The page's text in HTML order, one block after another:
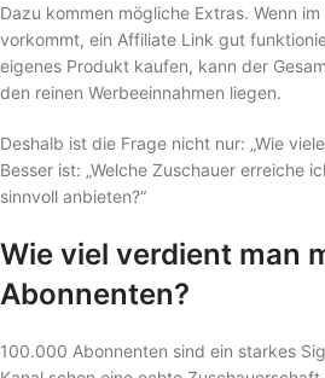
Dazu kommen mögliche Extras. Wenn
vorkommt, ein Affiliate Link gut
eigenes Produkt kaufen, kann der
den reinen Werbeeinnahmen liegen.
Deshalb ist die Frage nicht nur: „Wie
Besser ist: „Welche Zuschauer erreiche
sinnvoll anbieten?“
Wie viel verdient man
Abonnenten?
100.000 Abonnenten sind ein starkes